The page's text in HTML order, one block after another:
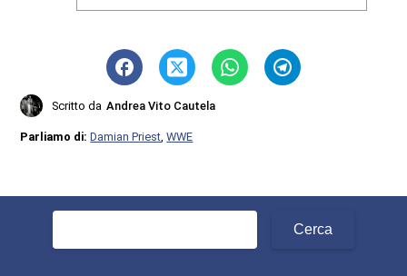
Scritto da Andrea Vito Cautela
Parliamo di:Damian Priest ,WWE